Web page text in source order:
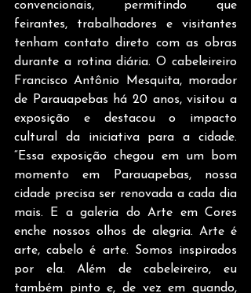
convencionais, permitindo que
feirantes, trabalhadores e visitantes
tenham contato direto com as obras
durante a rotina diária. O cabeleireiro
Francisco Antônio Mesquita, morador
de Parauapebas há 20 anos, visitou a
exposição e destacou o impacto
cultural da iniciativa para a cidade.
“Essa exposição chegou em um bom
momento em Parauapebas, nossa
cidade precisa ser renovada a cada dia
mais. E a galeria do Arte em Cores
enche nossos olhos de alegria. Arte é
arte, cabelo é arte. Somos inspirados
por ela. Além de cabeleireiro, eu
também pinto e, de vez em quando,